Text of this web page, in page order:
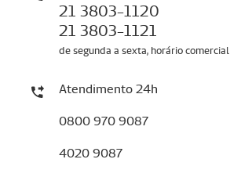
21 3803-1120
21 3803-1121
de segunda a sexta, horário comercial
Atendimento 24h
0800 970 9087
4020 9087